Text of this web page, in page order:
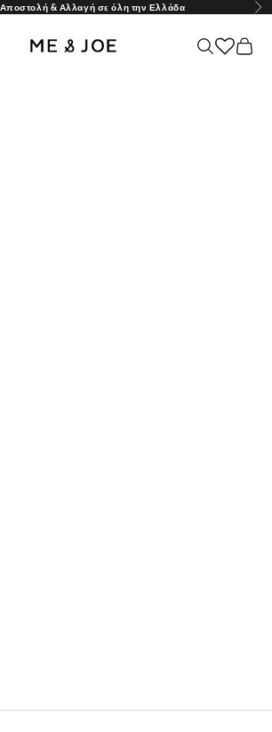
& Αλλαγή σε όλη την Ελλάδα
ME AND JOE Αναζήτηση